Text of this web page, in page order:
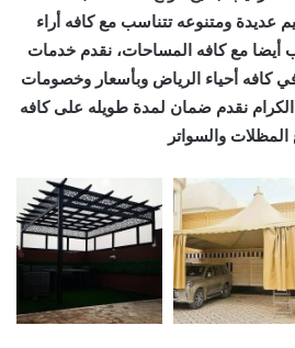
عديدة ومتنوعه تتناسب مع كافه أراء
أيضا مع كافه المساحات، نقدم خدمات
كافه أحياء الرياض وبأسعار وخصومات
نقدم ضمان لمدة طويله على كافه
المظلات والسواتر